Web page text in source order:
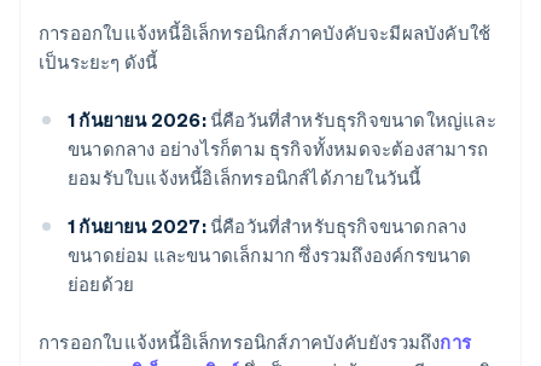
การออกใบแจ้งหนี้อิเล็กทรอนิกส์ภาคบังคับจะมีผลบังคับใช้
เป็นระยะๆ ดังนี้
1 กันยายน 2026:นี่คือวันที่สำหรับธุรกิจขนาดใหญ่และ
ขนาดกลาง อย่างไรก็ตาม ธุรกิจทั้งหมดจะต้องสามารถ
ยอมรับใบแจ้งหนี้อิเล็กทรอนิกส์ได้ภายในวันนี้
1 กันยายน 2027:นี่คือวันที่สำหรับธุรกิจขนาดกลาง
ขนาดย่อม และขนาดเล็กมาก ซึ่งรวมถึงองค์กรขนาด
ย่อยด้วย
การออกใบแจ้งหนี้อิเล็กทรอนิกส์ภาคบังคับยังรวมถึงการ